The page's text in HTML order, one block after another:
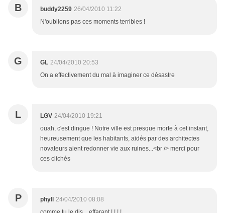
B buddy2259 26/04/2010 11:22
N'oublions pas ces moments terribles !
G GL 24/04/2010 20:53
On a effectivement du mal à imaginer ce désastre
L LGV 24/04/2010 19:21
ouah, c'est dingue ! Notre ville est presque morte à cet instant,
heureusement que les habitants, aidés par des architectes
novateurs aient redonner vie aux ruines...<br /> merci pour
ces clichés
P phyll
24/04/2010 08:08